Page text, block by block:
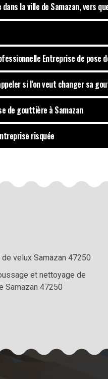
la ville de Samazan, vers
Entreprise de pose
si l’on veut changer sa
de gouttière à Samazan
risquée
velux Samazan 47250
et nettoyage de
Samazan 47250